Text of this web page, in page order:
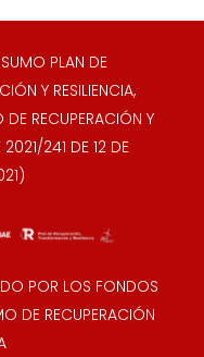
PLAN DE
Y RESILIENCIA,
RECUPERACIÓN Y
2021/241 DE 12 DE
POR LOS FONDOS
DE RECUPERACIÓN